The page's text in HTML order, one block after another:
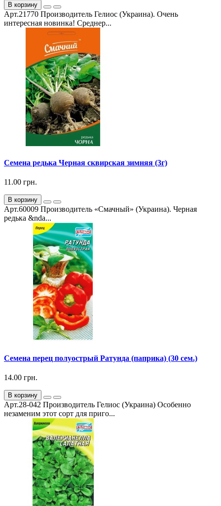
В корзину
Арт.21770 Производитель Гелиос (Украина). Очень
интересная новинка! Среднер...
Семена редька Черная сквирская зимняя (3г)
11.00 грн.
В корзину
Арт.60009 Производитель «Смачный» (Украина). Черная
редька &nda...
Семена перец полуострый Ратунда (паприка) (30 сем.)
14.00 грн.
В корзину
Арт.28-042 Производитель Гелиос (Украина) Особенно
незаменим этот сорт для приго...